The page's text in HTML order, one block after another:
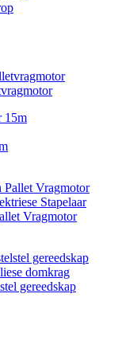
Vragmotor
gereedskap